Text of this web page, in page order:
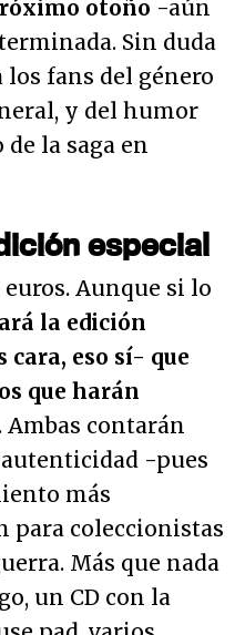
otoño -aún
Sin duda
fans del género
y del humor
la saga en
especial
Aunque si lo
la edición
eso sí- que
que harán
Ambas contarán
-pues
más
para coleccionistas
Más que nada
un CD con la